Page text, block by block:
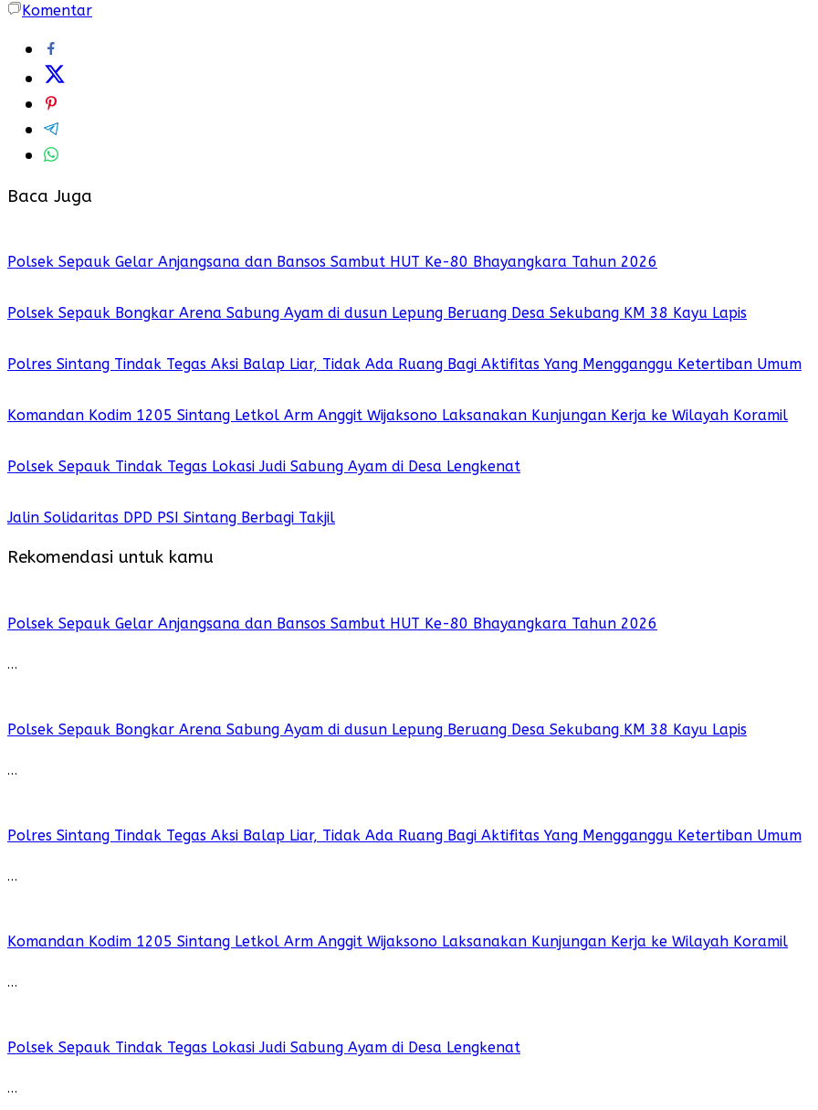
Komentar
Baca Juga
Polsek Sepauk Gelar Anjangsana dan Bansos Sambut HUT Ke-80 Bhayangkara Tahun 2026
Polsek Sepauk Bongkar Arena Sabung Ayam di dusun Lepung Beruang Desa Sekubang KM 38 Kayu Lapis
Polres Sintang Tindak Tegas Aksi Balap Liar, Tidak Ada Ruang Bagi Aktifitas Yang Mengganggu Ketertiban Umum
Komandan Kodim 1205 Sintang Letkol Arm Anggit Wijaksono Laksanakan Kunjungan Kerja ke Wilayah Koramil
Polsek Sepauk Tindak Tegas Lokasi Judi Sabung Ayam di Desa Lengkenat
Jalin Solidaritas DPD PSI Sintang Berbagi Takjil
Rekomendasi untuk kamu
Polsek Sepauk Gelar Anjangsana dan Bansos Sambut HUT Ke-80 Bhayangkara Tahun 2026
…
Polsek Sepauk Bongkar Arena Sabung Ayam di dusun Lepung Beruang Desa Sekubang KM 38 Kayu Lapis
…
Polres Sintang Tindak Tegas Aksi Balap Liar, Tidak Ada Ruang Bagi Aktifitas Yang Mengganggu Ketertiban Umum
…
Komandan Kodim 1205 Sintang Letkol Arm Anggit Wijaksono Laksanakan Kunjungan Kerja ke Wilayah Koramil
…
Polsek Sepauk Tindak Tegas Lokasi Judi Sabung Ayam di Desa Lengkenat
…